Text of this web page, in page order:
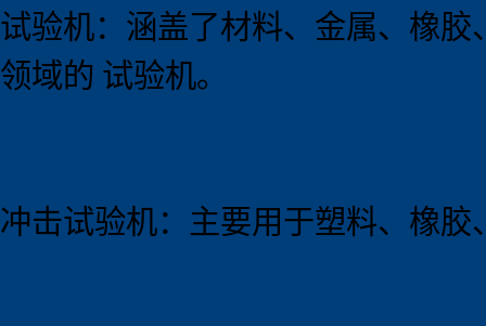
试验机：涵盖了材料、金属、橡
领域的 试验机。
冲击试验机：主要用于塑料、橡